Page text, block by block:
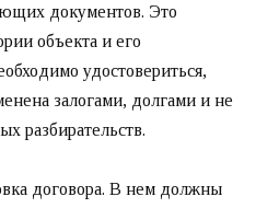
документов. Это
объекта и его
удостовериться,
залогами, долгами и не
разбирательств.
договора. В нем должны